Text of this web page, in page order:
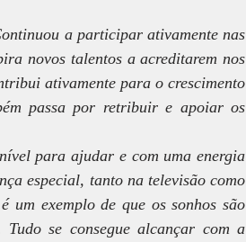
a participar ativamente nas
novos talentos a acreditarem nos
ativamente para o crescimento
passa por retribuir e apoiar os
para ajudar e com uma energia
especial, tanto na televisão como
exemplo de que os sonhos são
se consegue alcançar com a